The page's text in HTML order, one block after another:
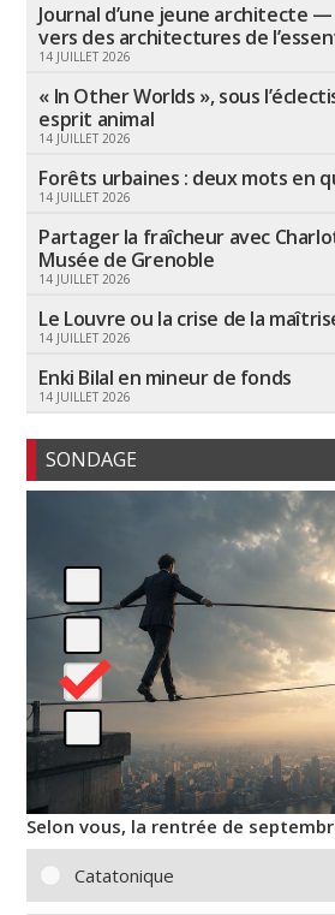
Journal d’une jeune architecte —
vers des architectures de
14 JUILLET 2026
« In Other Worlds », sous
esprit animal
14 JUILLET 2026
Forêts urbaines : deux mots en
14 JUILLET 2026
Partager la fraîcheur avec
Musée de Grenoble
14 JUILLET 2026
Le Louvre ou la crise de la
14 JUILLET 2026
Enki Bilal en mineur de fonds
14 JUILLET 2026
SONDAGE
Selon vous, la rentrée de
Catatonique